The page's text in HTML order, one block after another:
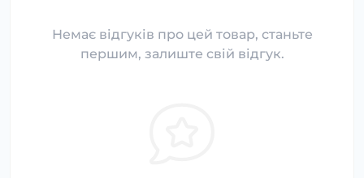
Немає відгуків про цей товар, станьте
першим, залиште свій відгук.